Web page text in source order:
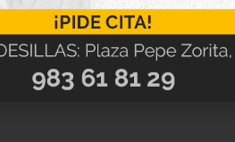
y todas aquellas que se han
exposiciones de las Casas del
cita ha contado con el